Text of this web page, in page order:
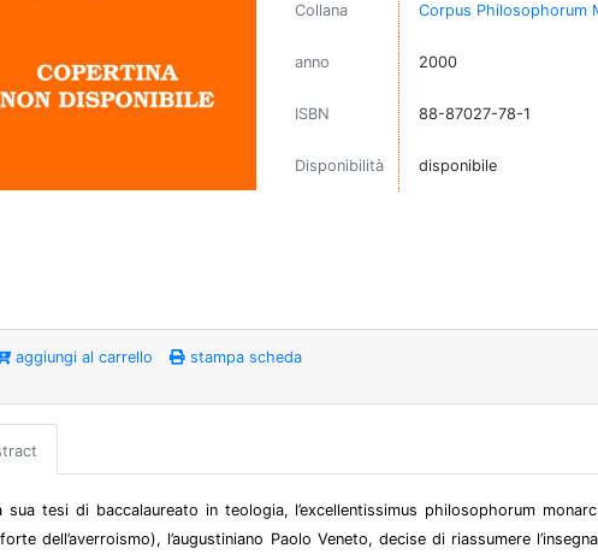
Collana Corpus Philosophorum
anno 2000
ISBN 88-87027-78-1
Disponibilità disponibile
aggiungi al carrello stampa scheda
sua tesi di baccalaureato in teologia, l’excellentissimus philosophorum
dell’averroismo), l’augustiniano Paolo Veneto, decise di riassumere